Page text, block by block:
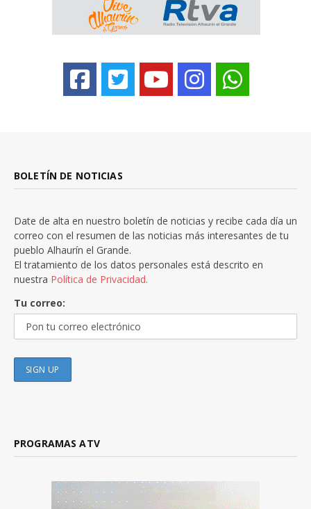
BOLETÍN DE NOTICIAS
Date de alta en nuestro boletín de noticias y recibe cada día un
correo con el resumen de las noticias más interesantes de tu
pueblo Alhaurín el Grande.
El tratamiento de los datos personales está descrito en
nuestra Política de Privacidad.
Tu correo:
PROGRAMAS ATV